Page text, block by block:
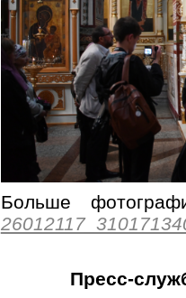
Больше
Пресс-